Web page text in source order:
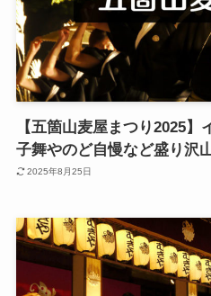
【五箇山麦屋まつり2025
子舞やのど自慢など盛り沢
2025年8月25日